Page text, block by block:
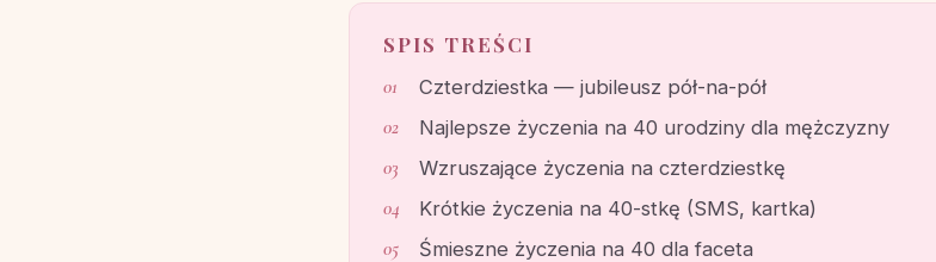
SPIS TREŚCI
Czterdziestka — jubileusz pół-na-pół
Najlepsze życzenia na 40 urodziny dla mężczyzny
Wzruszające życzenia na czterdziestkę
Krótkie życzenia na 40-stkę (SMS, kartka)
Śmieszne życzenia na 40 dla faceta